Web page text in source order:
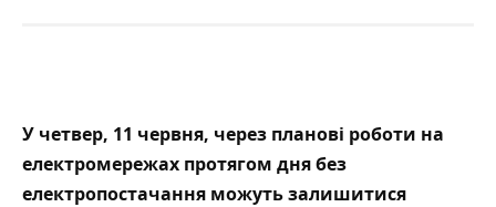
У четвер, 11 червня, через планові роботи на
електромережах протягом дня без
електропостачання можуть залишитися